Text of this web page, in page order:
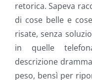
retorica. Sapeva
di cose belle e
risate, senza
in quelle
descrizione
peso, bensì per